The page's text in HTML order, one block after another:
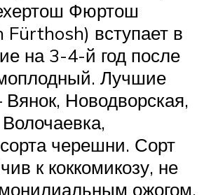
Фюртош
вступает в
на 3-4-й год после
Лучшие
Новодворская,
черешни. Сорт
к коккомикозу, не
ожогом.